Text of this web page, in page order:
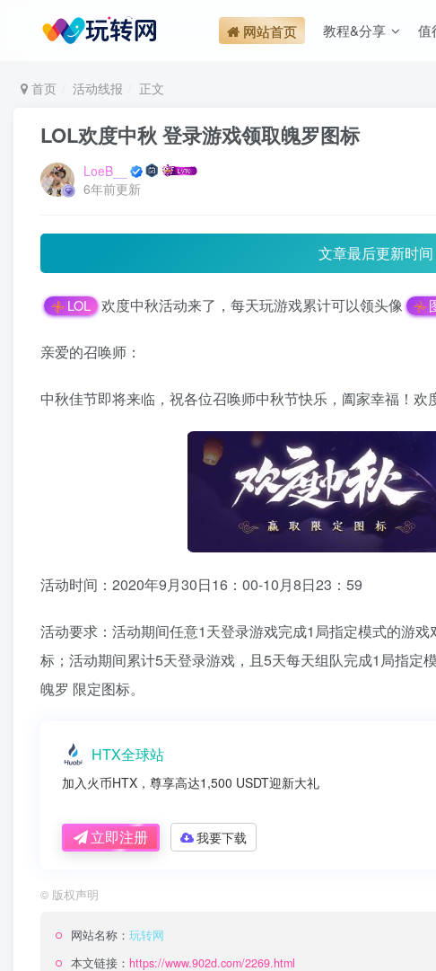
网站首页 教程&分享 值
首页 活动线报 正文
LOL欢度中秋 登录游戏领取魄罗图标
LoeB__
6年前更新
文章最后更新时间
LOL 欢度中秋活动来了，每天玩游戏累计可以领头像
亲爱的召唤师：
中秋佳节即将来临，祝各位召唤师中秋节快乐，阖家幸福！
活动时间：2020年9月30日16：00-10月8日23：59
活动要求：活动期间任意1天登录游戏完成1局指定模式的游
标；活动期间累计5天登录游戏，且5天每天组队完成1局指定
魄罗 限定图标。
HTX全球站
加入火币HTX，尊享高达1,500 USDT迎新大礼
立即注册 我要下载
© 版权声明
网站名称： 玩转网
本文链接： https://www.902d.com/2269.html